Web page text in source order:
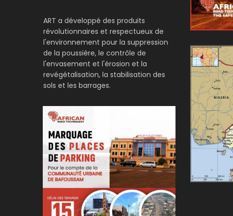
ART a développé des produits
révolutionnaires et respectueux de
l'environnement pour la suppression
de la poussière, le contrôle de
l'envasement et l'érosion et la
revégétalisation, la stabilisation des
sols et les barrages.